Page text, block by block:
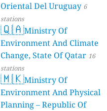
Oriental Del Uruguay 6
stations
🇶🇦Ministry Of
Environment And Climate
Change, State Of Qatar 16
stations
🇲🇰Ministry Of
Environment And Physical
Planning – Republic Of